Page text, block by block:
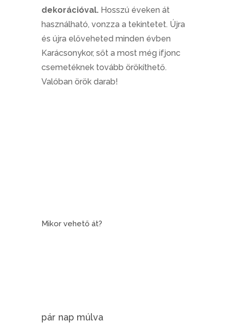
dekorációval. Hosszú éveken át
használható, vonzza a tekintetet. Újra
és újra előveheted minden évben
Karácsonykor, sőt a most még ifjonc
csemetéknek tovább örökíthető.
Valóban örök darab!
Mikor vehető át?
pár nap múlva